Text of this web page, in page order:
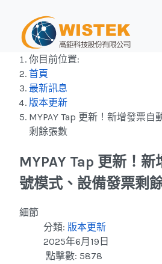
你目前位置:
首頁
最新訊息
版本更新
MYPAY Tap 更新！新增發票
剩餘張數
MYPAY Tap 更新！
號模式、設備發票剩
細節
分類: 版本更新
2025年6月19日
點擊數: 5878